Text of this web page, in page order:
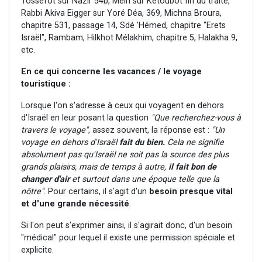
Rabbi Akiva Eigger sur Yoré Déa, 369, Michna Broura,
chapitre 531, passage 14, Sdé 'Hémed, chapitre "Erets
Israël", Rambam, Hilkhot Mélakhim, chapitre 5, Halakha 9,
etc.
En ce qui concerne les vacances / le voyage
touristique :
Lorsque l'on s'adresse à ceux qui voyagent en dehors
d'Israël en leur posant la question "Que recherchez-vous à
travers le voyage", assez souvent, la réponse est : "Un
voyage en dehors d'Israëlfait du bien. Cela ne signifie
absolument pas qu'Israël ne soit pas la source des plus
grands plaisirs, mais de temps à autre, il fait bon de
changer d'airet surtout dans une époque telle que la
nôtre". Pour certains, il s'agit d'un besoin presque vital
et d'une grande nécessité.
Si l'on peut s'exprimer ainsi, il s'agirait donc, d'un besoin
"médical" pour lequel il existe une permission spéciale et
explicite.